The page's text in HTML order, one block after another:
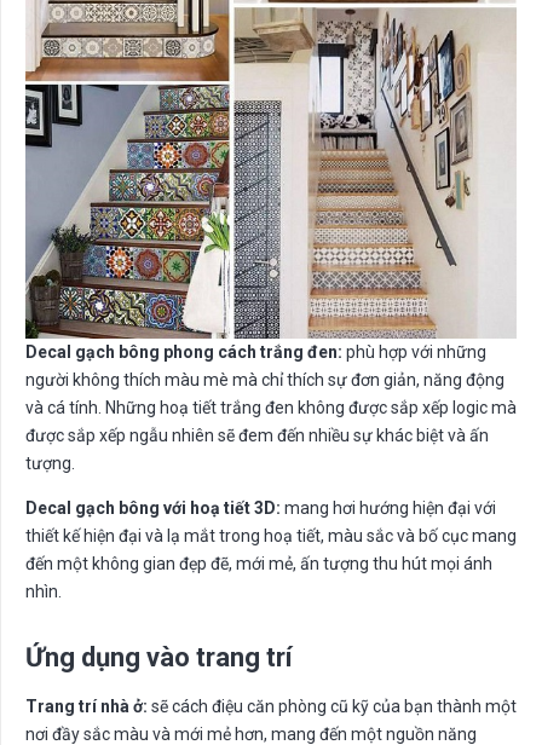
Decal gạch bông phong cách trắng đen: phù hợp với những
người không thích màu mè mà chỉ thích sự đơn giản, năng động
và cá tính. Những hoạ tiết trắng đen không được sắp xếp logic mà
được sắp xếp ngẫu nhiên sẽ đem đến nhiều sự khác biệt và ấn
tượng.
Decal gạch bông với hoạ tiết 3D: mang hơi hướng hiện đại với
thiết kế hiện đại và lạ mắt trong hoạ tiết, màu sắc và bố cục mang
đến một không gian đẹp đẽ, mới mẻ, ấn tượng thu hút mọi ánh
nhìn.
Ứng dụng vào trang trí
Trang trí nhà ở: sẽ cách điệu căn phòng cũ kỹ của bạn thành một
nơi đầy sắc màu và mới mẻ hơn, mang đến một nguồn năng